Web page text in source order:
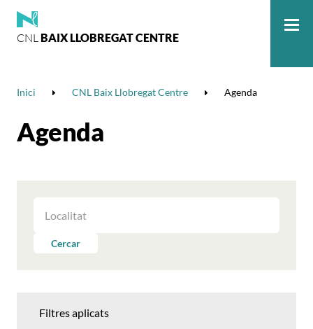
CNL BAIX LLOBREGAT CENTRE
Inici CNL Baix Llobregat Centre Agenda
Agenda
LES
PERCercar
Filtres aplicats